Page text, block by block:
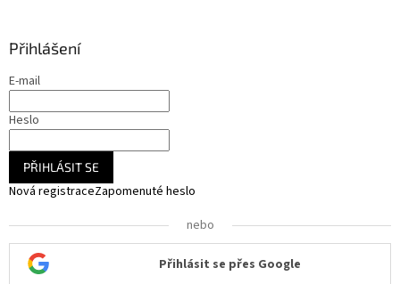
Přihlášení
E-mail
Heslo
PŘIHLÁSIT SE
Nová registraceZapomenuté heslo
nebo
Přihlásit se přes Google